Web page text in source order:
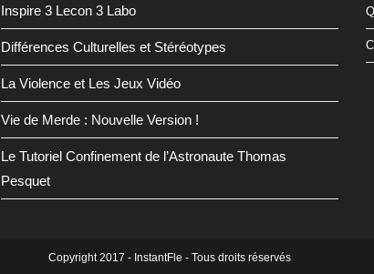
Inspire 3 Lecon 3 Labo
Différences Culturelles et Stéréotypes
La Violence et Les Jeux Vidéo
Vie de Merde : Nouvelle Version !
Le Tutoriel Confinement de l’Astronaute Thomas
Pesquet
Copyright 2017 - InstantFle - Tous droits réservés